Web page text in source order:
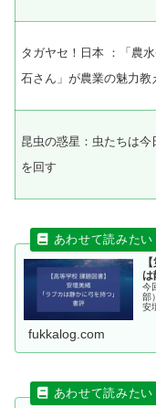
タガヤセ！日本 ：「農
石さん」が農業の魅力教
昆虫の惑星：虫たちは今
を回す
は
今
部
安
fukkalog.com